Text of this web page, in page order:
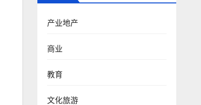
产业地产
商业
教育
文化旅游